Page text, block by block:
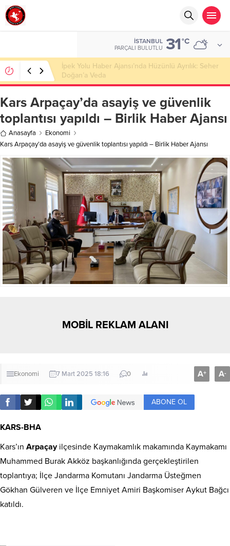
İSTANBUL
PARÇALI BULUTLU 31°C
Başkan Nihat Öztürk, Şanahan’da Hacı Eryaman’a
Misafir Oldu
Kars Arpaçay’da asayiş ve güvenlik
toplantısı yapıldı – Birlik Haber Ajansı
Anasayfa
Ekonomi
Kars Arpaçay’da asayiş ve güvenlik toplantısı yapıldı – Birlik Haber Ajansı
MOBİL REKLAM ALANI
Ekonomi 7 Mart 2025 18:16 0 A+ A-
ABONE OL
KARS-BHA
Kars’ın Arpaçayilçesinde Kaymakamlık makamında Kaymakamı
Muhammed Burak Akköz başkanlığında gerçekleştirilen
toplantıya; İlçe Jandarma Komutanı Jandarma Üsteğmen
Gökhan Gülveren ve İlçe Emniyet Amiri Başkomiser Aykut Bağcı
katıldı.